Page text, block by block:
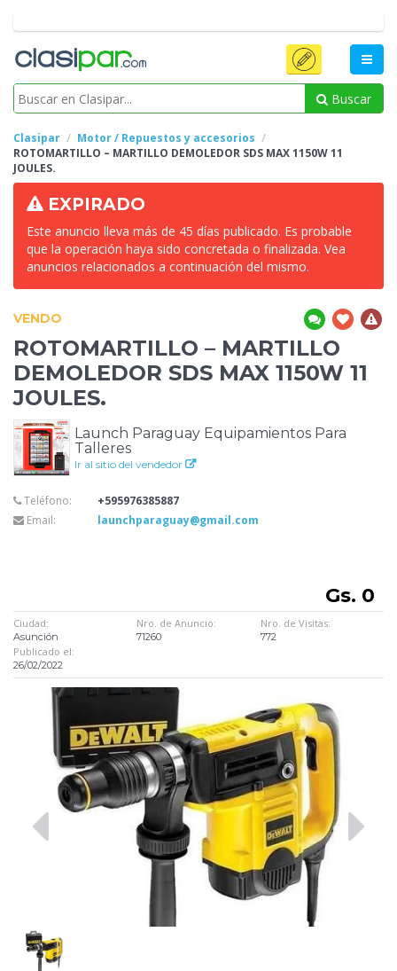
Buscar
Clasipar
Motor / Repuestos y accesorios
ROTOMARTILLO – MARTILLO DEMOLEDOR SDS MAX 1150W 11
JOULES.
EXPIRADO
Este anuncio lleva más de 45 días publicado. Es probable
que la operación haya sido concretada o finalizada. Vea
anuncios relacionados a continuación del mismo.
VENDO
ROTOMARTILLO – MARTILLO
DEMOLEDOR SDS MAX 1150W 11
JOULES.
Launch Paraguay Equipamientos Para
Talleres
Ir al sitio del vendedor
Teléfono:
+595976385887
Email:
launchparaguay@gmail.com
Gs. 0
Ciudad:
Asunción
Nro. de Anuncio:
71260
Nro. de Visitas:
772
Publicado el:
26/02/2022